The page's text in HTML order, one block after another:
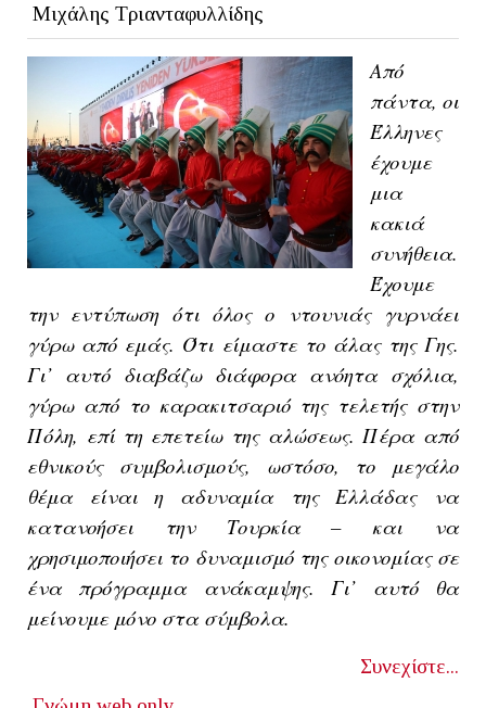
Μιχάλης Τριανταφυλλίδης
Από
πάντα, οι
Έλληνες
έχουμε
μια
κακιά
συνήθεια.
Έχουμε
την εντύπωση ότι όλος ο ντουνιάς γυρνάει
γύρω από εμάς. Ότι είμαστε το άλας της Γης.
Γι’ αυτό διαβάζω διάφορα ανόητα σχόλια,
γύρω από το καρακιτσαριό της τελετής στην
Πόλη, επί τη επετείω της αλώσεως. Πέρα από
εθνικούς συμβολισμούς, ωστόσο, το μεγάλο
θέμα είναι η αδυναμία της Ελλάδας να
κατανοήσει την Τουρκία – και να
χρησιμοποιήσει το δυναμισμό της οικονομίας σε
ένα πρόγραμμα ανάκαμψης. Γι’ αυτό θα
μείνουμε μόνο στα σύμβολα.
Συνεχίστε...